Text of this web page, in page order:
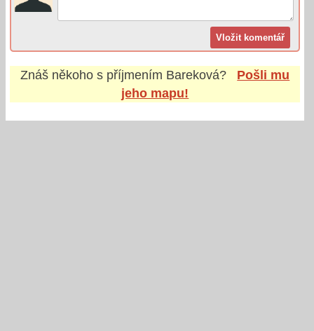
Znáš někoho s příjmením Bareková?
Pošli mu
jeho mapu!